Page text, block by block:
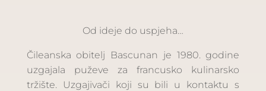
Od ideje do uspjeha…
Čileanska obitelj Bascunan je 1980. godine
uzgajala puževe za francusko kulinarsko
tržište. Uzgajivači koji su bili u kontaktu s